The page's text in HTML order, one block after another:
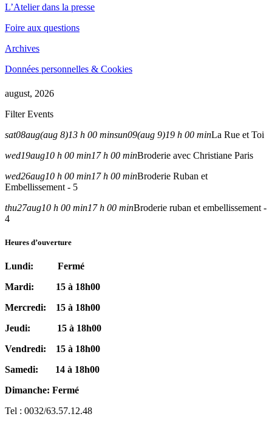
L’Atelier dans la presse
Foire aux questions
Archives
Données personnelles & Cookies
august, 2026
Filter Events
sat08aug(aug 8)13 h 00 minsun09(aug 9)19 h 00 minLa Rue et Toi
wed19aug10 h 00 min17 h 00 minBroderie avec Christiane Paris
wed26aug10 h 00 min17 h 00 minBroderie Ruban et
Embellissement - 5
thu27aug10 h 00 min17 h 00 minBroderie ruban et embellissement -
4
Heures d’ouverture
Lundi: Fermé
Mardi: 15 à 18h00
Mercredi: 15 à 18h00
Jeudi: 15 à 18h00
Vendredi: 15 à 18h00
Samedi: 14 à 18h00
Dimanche: Fermé
Tel : 0032/63.57.12.48